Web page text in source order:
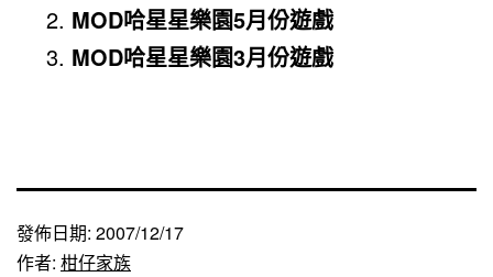
MOD哈星星樂園5月份遊戲
MOD哈星星樂園3月份遊戲
發佈日期: 2007/12/17
作者: 柑仔家族